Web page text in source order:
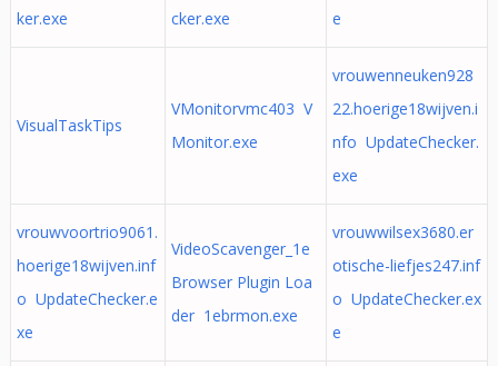
ker.exe cker.exe e
VisualTaskTips
VMonitorvmc403 V
Monitor.exe
vrouwenneuken928
22.hoerige18wijven.i
nfo UpdateChecker.
exe
vrouwvoortrio9061.
hoerige18wijven.inf
o UpdateChecker.e
xe
VideoScavenger_1e
Browser Plugin Loa
der 1ebrmon.exe
vrouwwilsex3680.er
otische-liefjes247.inf
o UpdateChecker.ex
e